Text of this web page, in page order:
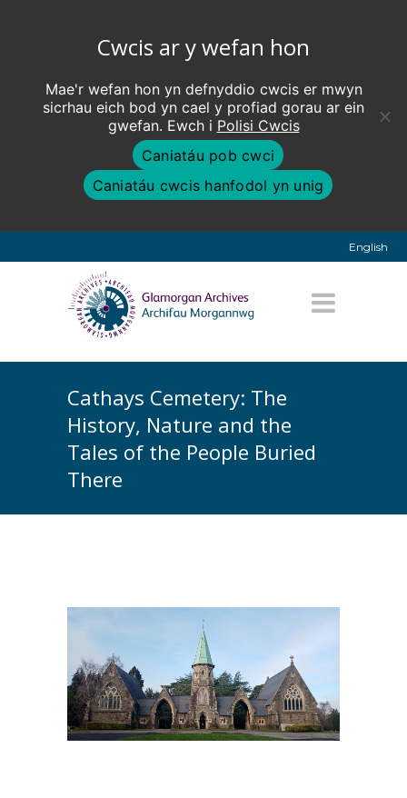
Cwcis ar y wefan hon
Mae'r wefan hon yn defnyddio cwcis er mwyn
sicrhau eich bod yn cael y profiad gorau ar ein
gwefan. Ewch i Polisi Cwcis
Caniatáu pob cwci
Caniatáu cwcis hanfodol yn unig
English
Cathays Cemetery: The
History, Nature and the
Tales of the People Buried
There